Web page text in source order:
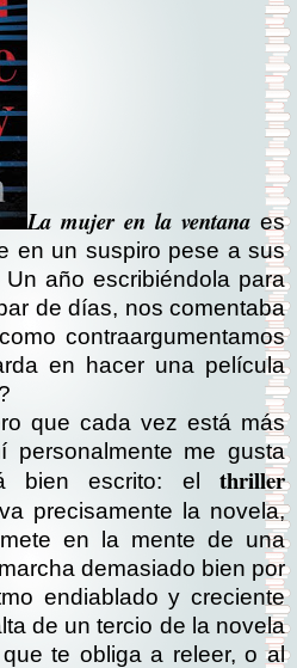
La mujer en la ventana es
en un suspiro pese a sus
año escribiéndola para
de días, nos comentaba
contraargumentamos
en hacer una película
que cada vez está más
me gusta
bien escrito: el thriller
precisamente la novela,
en la mente de una
demasiado bien por
endiablado y creciente
de un tercio de la novela
te obliga a releer, o al